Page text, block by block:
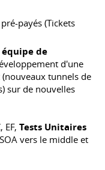
payés (Tickets
de
d'une
tunnels de
sur de nouvelles
EF,Tests Unitaires
vers le middle et